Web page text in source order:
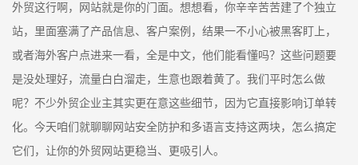
外贸这行啊，网站就是你的门面。想想看，你辛辛苦苦建了个独立
站，里面塞满了产品信息、客户案例，结果一不小心被黑客盯上，
或者海外客户点进来一看，全是中文，他们能看懂吗？这些问题要
是没处理好，流量白白溜走，生意也跟着黄了。我们平时怎么做
呢？不少外贸企业主其实更在意这些细节，因为它直接影响订单转
化。今天咱们就聊聊网站安全防护和多语言支持这两块，怎么搞定
它们，让你的外贸网站更稳当、更吸引人。